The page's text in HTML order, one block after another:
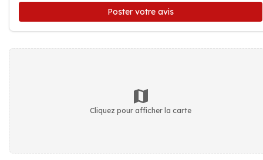
Poster votre avis
Cliquez pour afficher la carte